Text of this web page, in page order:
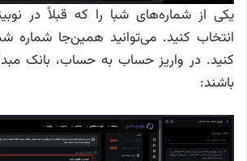
یکی از شماره‌های شبا را که قبلاً در
انتخاب کنید. می‌توانید همین‌جا شماره
کنید. در واریز حساب به حساب، بانک
باشند: